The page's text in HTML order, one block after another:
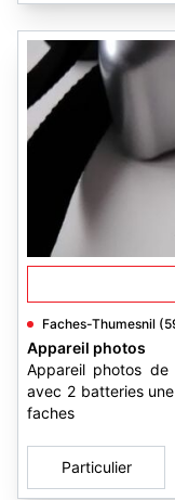
Faches-Thumesnil
Appareil photos
Appareil photos
avec 2 batteries
faches
Particulier